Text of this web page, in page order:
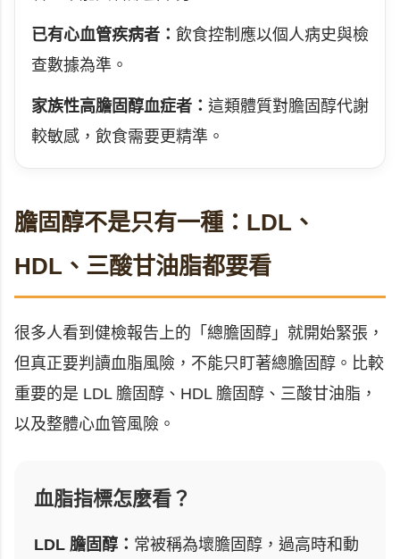
已有心血管疾病者： 飲食控制應以個人病史與檢
查數據為準。
家族性高膽固醇血症者： 這類體質對膽固醇代謝
較敏感，飲食需要更精準。
膽固醇不是只有一種：LDL、
HDL、三酸甘油脂都要看
很多人看到健檢報告上的「總膽固醇」就開始緊張，
但真正要判讀血脂風險，不能只盯著總膽固醇。比較
重要的是 LDL 膽固醇、HDL 膽固醇、三酸甘油脂，
以及整體心血管風險。
血脂指標怎麼看？
LDL 膽固醇： 常被稱為壞膽固醇，過高時和動